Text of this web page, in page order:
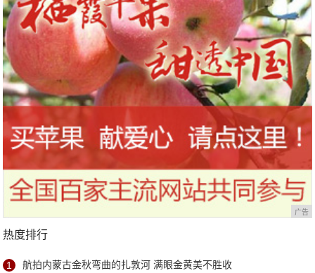
广告
热度排行
1 航拍内蒙古金秋弯曲的扎敦河 满眼金黄美不胜收